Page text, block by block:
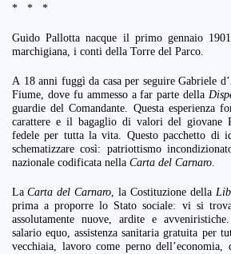
* * *
Guido Pallotta nacque il primo gennaio
marchigiana, i conti della Torre del Parco.
A 18 anni fuggì da casa per seguire Gabriele
Fiume, dove fu ammesso a far parte della
guardie del Comandante. Questa esperienza
carattere e il bagaglio di valori del giovane
fedele per tutta la vita. Questo pacchetto di
schematizzare così: patriottismo
nazionale codificata nella Carta del Carnaro
La Carta del Carnaro , la Costituzione della
prima a proporre lo Stato sociale: vi si
assolutamente nuove, ardite e
salario equo, assistenza sanitaria gratuita per
vecchiaia, lavoro come perno